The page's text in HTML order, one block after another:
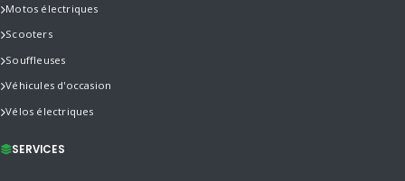
Motos électriques
Scooters
Souffleuses
Véhicules d'occasion
Vélos électriques
SERVICES